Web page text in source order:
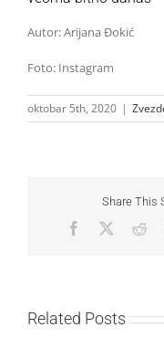
Autor: Arijana Đokić
Foto: Instagram
oktobar 5th, 2020 |
Share This
Facebook
Related Posts